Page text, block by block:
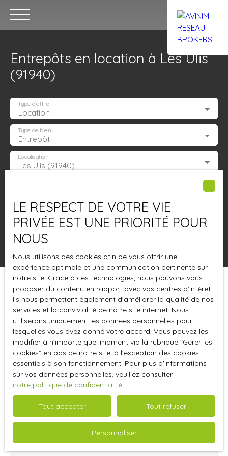
Accueil Acheter Trouver un
Estimation
Entrepôts en location à Les Ulis
(91940)
Location
Type d'offre
Entrepôt
Type de bien
Les Ulis (91940)
Localisation
Surface min (m²)
Pertinence
Trier par Créer une alerte
LE RESPECT DE VOTRE VIE
PRIVÉE EST UNE PRIORITÉ POUR
NOUS
Nous utilisons des cookies afin de vous offrir une
expérience optimale et une communication pertinente sur
notre site. Grace à ces technologies, nous pouvons vous
proposer du contenu en rapport avec vos centres d'intérêt.
Ils nous permettent également d'améliorer la qualité de nos
services et la convivialité de notre site internet. Nous
utiliserons uniquement les données personnelles pour
lesquelles vous avez donné votre accord. Vous pouvez les
modifier à n'importe quel moment via la rubrique ″Gérer les
cookies″ en bas de notre site, à l'exception des cookies
essentiels à son fonctionnement. Pour plus d'informations
sur vos données personnelles, veuillez consulter
notre politique de confidentialité.
Tout accepter Tout refuser
Personnaliser